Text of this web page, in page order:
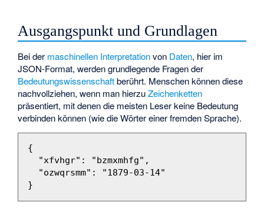
Ausgangspunkt und Grundlagen
Bei der maschinellen Interpretationvon Daten, hier im
JSON-Format, werden grundlegende Fragen der
Bedeutungswissenschaftberührt. Menschen können diese
nachvollziehen, wenn man hierzuZeichenketten
präsentiert, mit denen die meisten Leser keine Bedeutung
verbinden können (wie die Wörter einer fremden Sprache).
{
"xfvhgr" : "bzmxmhfg" ,
"ozwqrsmm" :
"1879-03-14"
}